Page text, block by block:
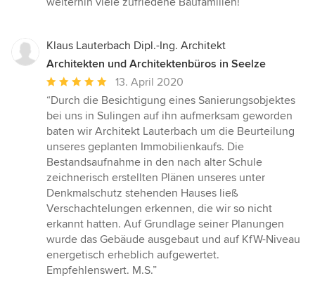
Klaus Lauterbach Dipl.-Ing. Architekt
Architekten und Architektenbüros in Seelze
Durchschnittliche
Bewertung:
5
von
5
Sternen
13. April 2020
“Durch die Besichtigung eines Sanierungsobjektes
bei uns in Sulingen auf ihn aufmerksam geworden
baten wir Architekt Lauterbach um die Beurteilung
unseres geplanten Immobilienkaufs. Die
Bestandsaufnahme in den nach alter Schule
zeichnerisch erstellten Plänen unseres unter
Denkmalschutz stehenden Hauses ließ
Verschachtelungen erkennen, die wir so nicht
erkannt hatten. Auf Grundlage seiner Planungen
wurde das Gebäude ausgebaut und auf KfW-Niveau
energetisch erheblich aufgewertet.
Empfehlenswert. M.S.”